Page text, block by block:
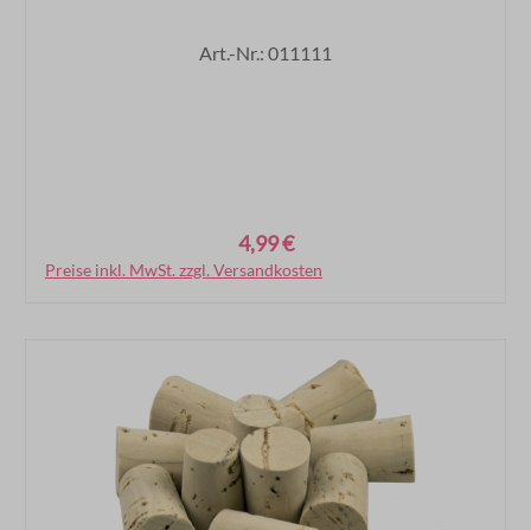
Art.-Nr.: 011111
4,99 €
Preise inkl. MwSt. zzgl. Versandkosten
In den Warenkorb